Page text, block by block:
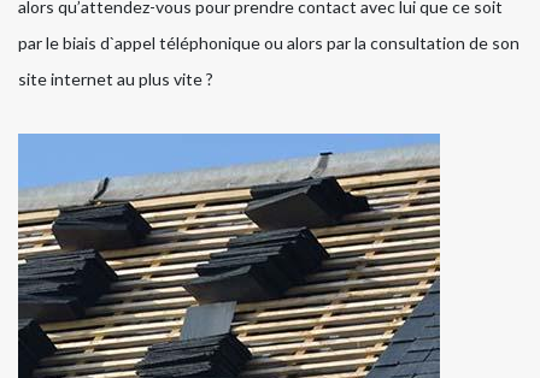
alors qu’attendez-vous pour prendre contact avec lui que ce soit
par le biais d`appel téléphonique ou alors par la consultation de son
site internet au plus vite ?